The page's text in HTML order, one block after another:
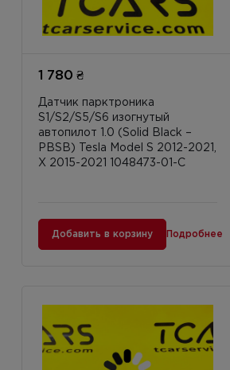
1 780 ₴
Датчик парктроника
S1/S2/S5/S6 изогнутый
автопилот 1.0 (Solid Black –
PBSB) Tesla Model S 2012-2021,
X 2015-2021 1048473-01-C
Добавить в корзину Подробнее